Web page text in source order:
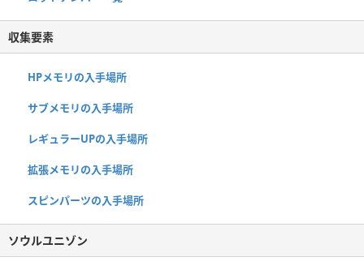
収集要素
HPメモリの入手場所
サブメモリの入手場所
レギュラーUPの入手場所
拡張メモリの入手場所
スピンパーツの入手場所
ソウルユニゾン